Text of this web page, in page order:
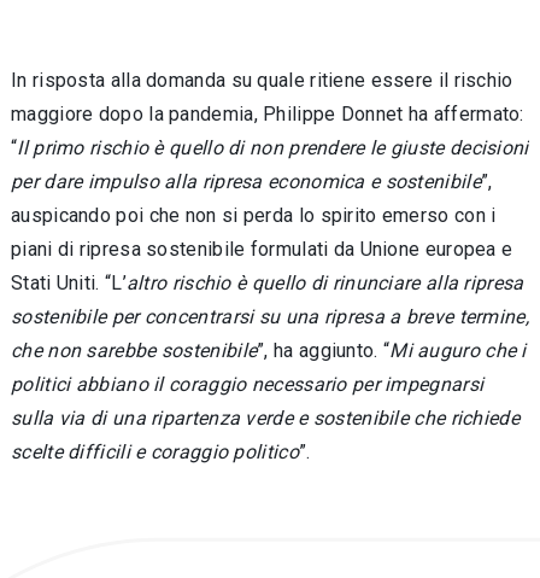
In risposta alla domanda su quale ritiene essere il rischio
maggiore dopo la pandemia, Philippe Donnet ha affermato:
“Il primo rischio è quello di non prendere le giuste decisioni
per dare impulso alla ripresa economica e sostenibile”,
auspicando poi che non si perda lo spirito emerso con i
piani di ripresa sostenibile formulati da Unione europea e
Stati Uniti. “L’altro rischio è quello di rinunciare alla ripresa
sostenibile per concentrarsi su una ripresa a breve termine,
che non sarebbe sostenibile”, ha aggiunto. “Mi auguro che i
politici abbiano il coraggio necessario per impegnarsi
sulla via di una ripartenza verde e sostenibile che richiede
scelte difficili e coraggio politico”.